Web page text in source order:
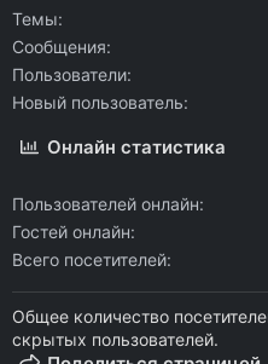
Темы
Сообщения
Пользователи
Новый пользователь
Онлайн статистика
Пользователей онлайн
Гостей онлайн
Всего посетителей
Общее количество
скрытых пользователей.